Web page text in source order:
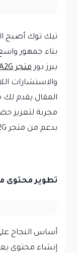
تيك توك أصبح
بناء جمهور
يبرز دورمتجر A2G
والاستشارات
المقال يقدم
مجربة لتعزيز
بدعم من متجر A2G.
تطوير محتوى
أساس النجاح
إنشاء محتوى